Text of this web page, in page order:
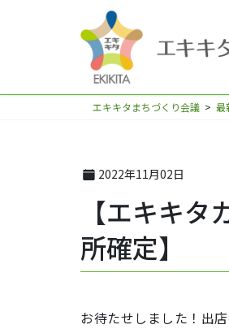
エキキタまちづくり会議 > 最
2022年11月02日
【エキキ
所確定】
お待たせしました！出